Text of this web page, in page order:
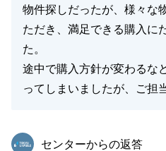
物件探しだったが、様々な
ただき、満足できる購入に
た。
途中で購入方針が変わるな
ってしまいましたが、ご担
東急リバブル
センターからの返答